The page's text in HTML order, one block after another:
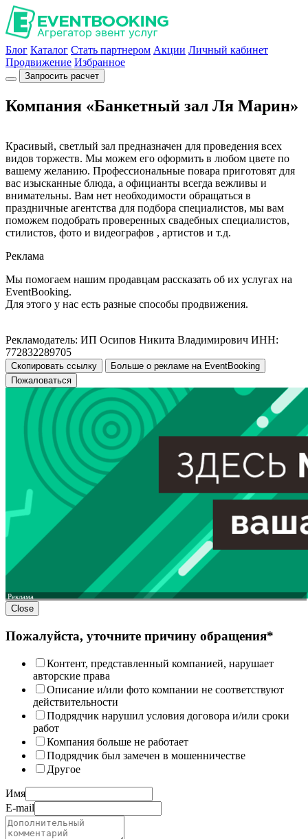
Блог Каталог Стать партнером Акции Личный кабинет
Продвижение Избранное
Запросить расчет
Компания «Банкетный зал Ля Марин»
Красивый, светлый зал предназначен для проведения всех
видов торжеств. Мы можем его оформить в любом цвете по
вашему желанию. Профессиональные повара приготовят для
вас изысканные блюда, а официанты всегда вежливы и
внимательны. Вам нет необходимости обращаться в
праздничные агентства для подбора специалистов, мы вам
поможем подобрать проверенных свадебных специалистов,
стилистов, фото и видеографов , артистов и т.д.
Реклама
Мы помогаем нашим продавцам рассказать об их услугах на
EventBooking.
Для этого у нас есть разные способы продвижения.
Рекламодатель: ИП Осипов Никита Владимирович ИНН:
772832289705
Скопировать ссылку
Больше о рекламе на EventBooking
Пожаловаться
Реклама
Close
Пожалуйста, уточните причину обращения*
Контент, представленный компанией, нарушает
авторские права
Описание и/или фото компании не соответствуют
действительности
Подрядчик нарушил условия договора и/или сроки
работ
Компания больше не работает
Подрядчик был замечен в мошенничестве
Другое
Имя
E-mail